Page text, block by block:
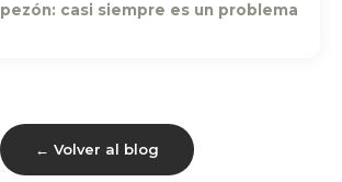
casi siempre es un problema
← Volver al blog